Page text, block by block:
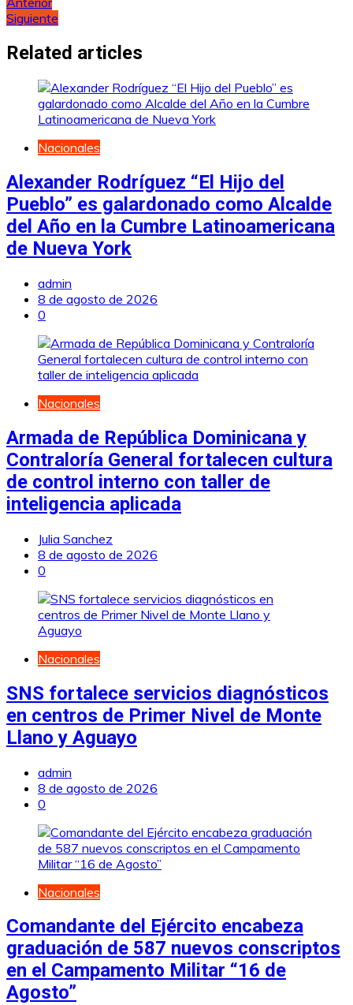
Navegación
de
entradas
Siguiente
Related articles
Nacionales
Alexander Rodríguez “El Hijo del
Pueblo” es galardonado como Alcalde
del Año en la Cumbre Latinoamericana
de Nueva York
admin
8 de agosto de 2026
0
Nacionales
Armada de República Dominicana y
Contraloría General fortalecen cultura
de control interno con taller de
inteligencia aplicada
Julia Sanchez
8 de agosto de 2026
0
Nacionales
SNS fortalece servicios diagnósticos
en centros de Primer Nivel de Monte
Llano y Aguayo
admin
8 de agosto de 2026
0
Nacionales
Comandante del Ejército encabeza
graduación de 587 nuevos conscriptos
en el Campamento Militar “16 de
Agosto”